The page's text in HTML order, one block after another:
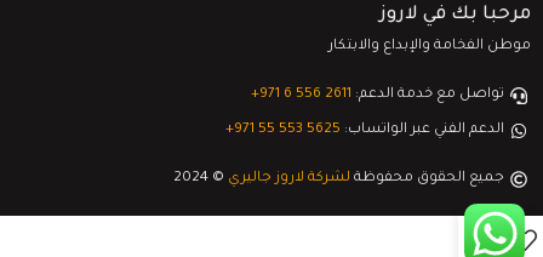
مرحبا بك في لاروز
موطن الفخامة والإبداع والابتكار
تواصل مع خدمة الدعم: ‎+971 6 556 2611
الدعم الفني عبر الواتساب: ‎+971 55 553 5625
جميع الحقوق محفوظة لشركة لاروز جاليري © 2024